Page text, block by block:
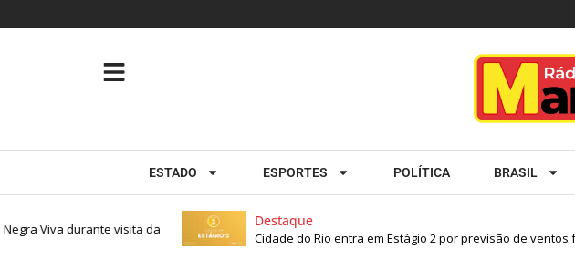
ESTADO ESPORTES POLÍTICA BRASIL
Destaque
Cidade do Rio entra em Estágio 2 por previsão de ventos fortes
Viva durante visita da